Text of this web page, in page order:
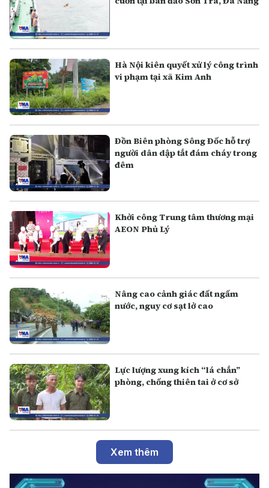
Hà Nội kiên quyết xử lý công trình
vi phạm tại xã Kim Anh
Đồn Biên phòng Sông Đốc hỗ trợ
người dân dập tắt đám cháy trong
đêm
Khởi công Trung tâm thương mại
AEON Phủ Lý
Nâng cao cảnh giác đất ngấm
nước, nguy cơ sạt lở cao
Lực lượng xung kích “lá chắn”
phòng, chống thiên tai ở cơ sở
Xem thêm